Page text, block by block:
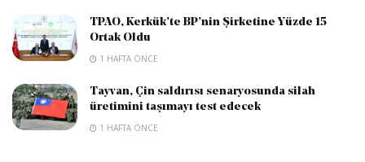
TPAO, Kerkük’te BP’nin Şirketine Yüzde 15
Ortak Oldu
1 HAFTA ÖNCE
Tayvan, Çin saldırısı senaryosunda silah
üretimini taşımayı test edecek
1 HAFTA ÖNCE